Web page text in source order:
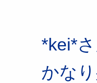
*kei*
かな